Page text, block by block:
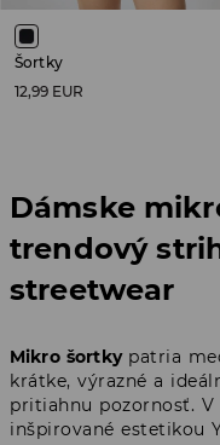
Šortky
12,99 EUR
Dámske
trendový
streetwear
Mikro šortkypatria
krátke, výrazné a
pritiahnu pozornosť.
inšpirované estetikou